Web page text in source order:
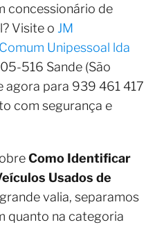
concessionário de
Visite o JM
Unipessoal lda
516 Sande (São
agora para 939 461 417
com segurança e
Como Identificar
Usados de
valia, separamos
quanto na categoria